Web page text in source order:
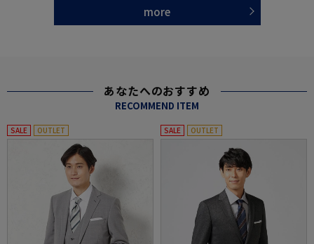
more
あなたへのおすすめ
RECOMMEND ITEM
SALE OUTLET SALE OUTLET